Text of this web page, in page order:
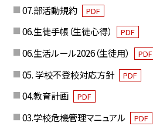
07.部活動規約 PDF
06.生徒手帳（生徒心得） PDF
06.生活ルール2026（生徒用） PDF
05. 学校不登校対応方針 PDF
04.教育計画 PDF
03.学校危機管理マニュアル PDF